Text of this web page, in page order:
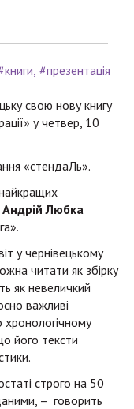
#презентація
свою нову книгу
у четвер, 10
«стендаЛь».
Андрій Любка
у чернівецькому
читати як збірку
як невеличкий
важливі
хронологічному
його тексти
строго на 50
– говорить